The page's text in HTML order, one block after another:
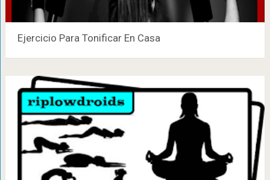
Ejercicio Para Tonificar En Casa